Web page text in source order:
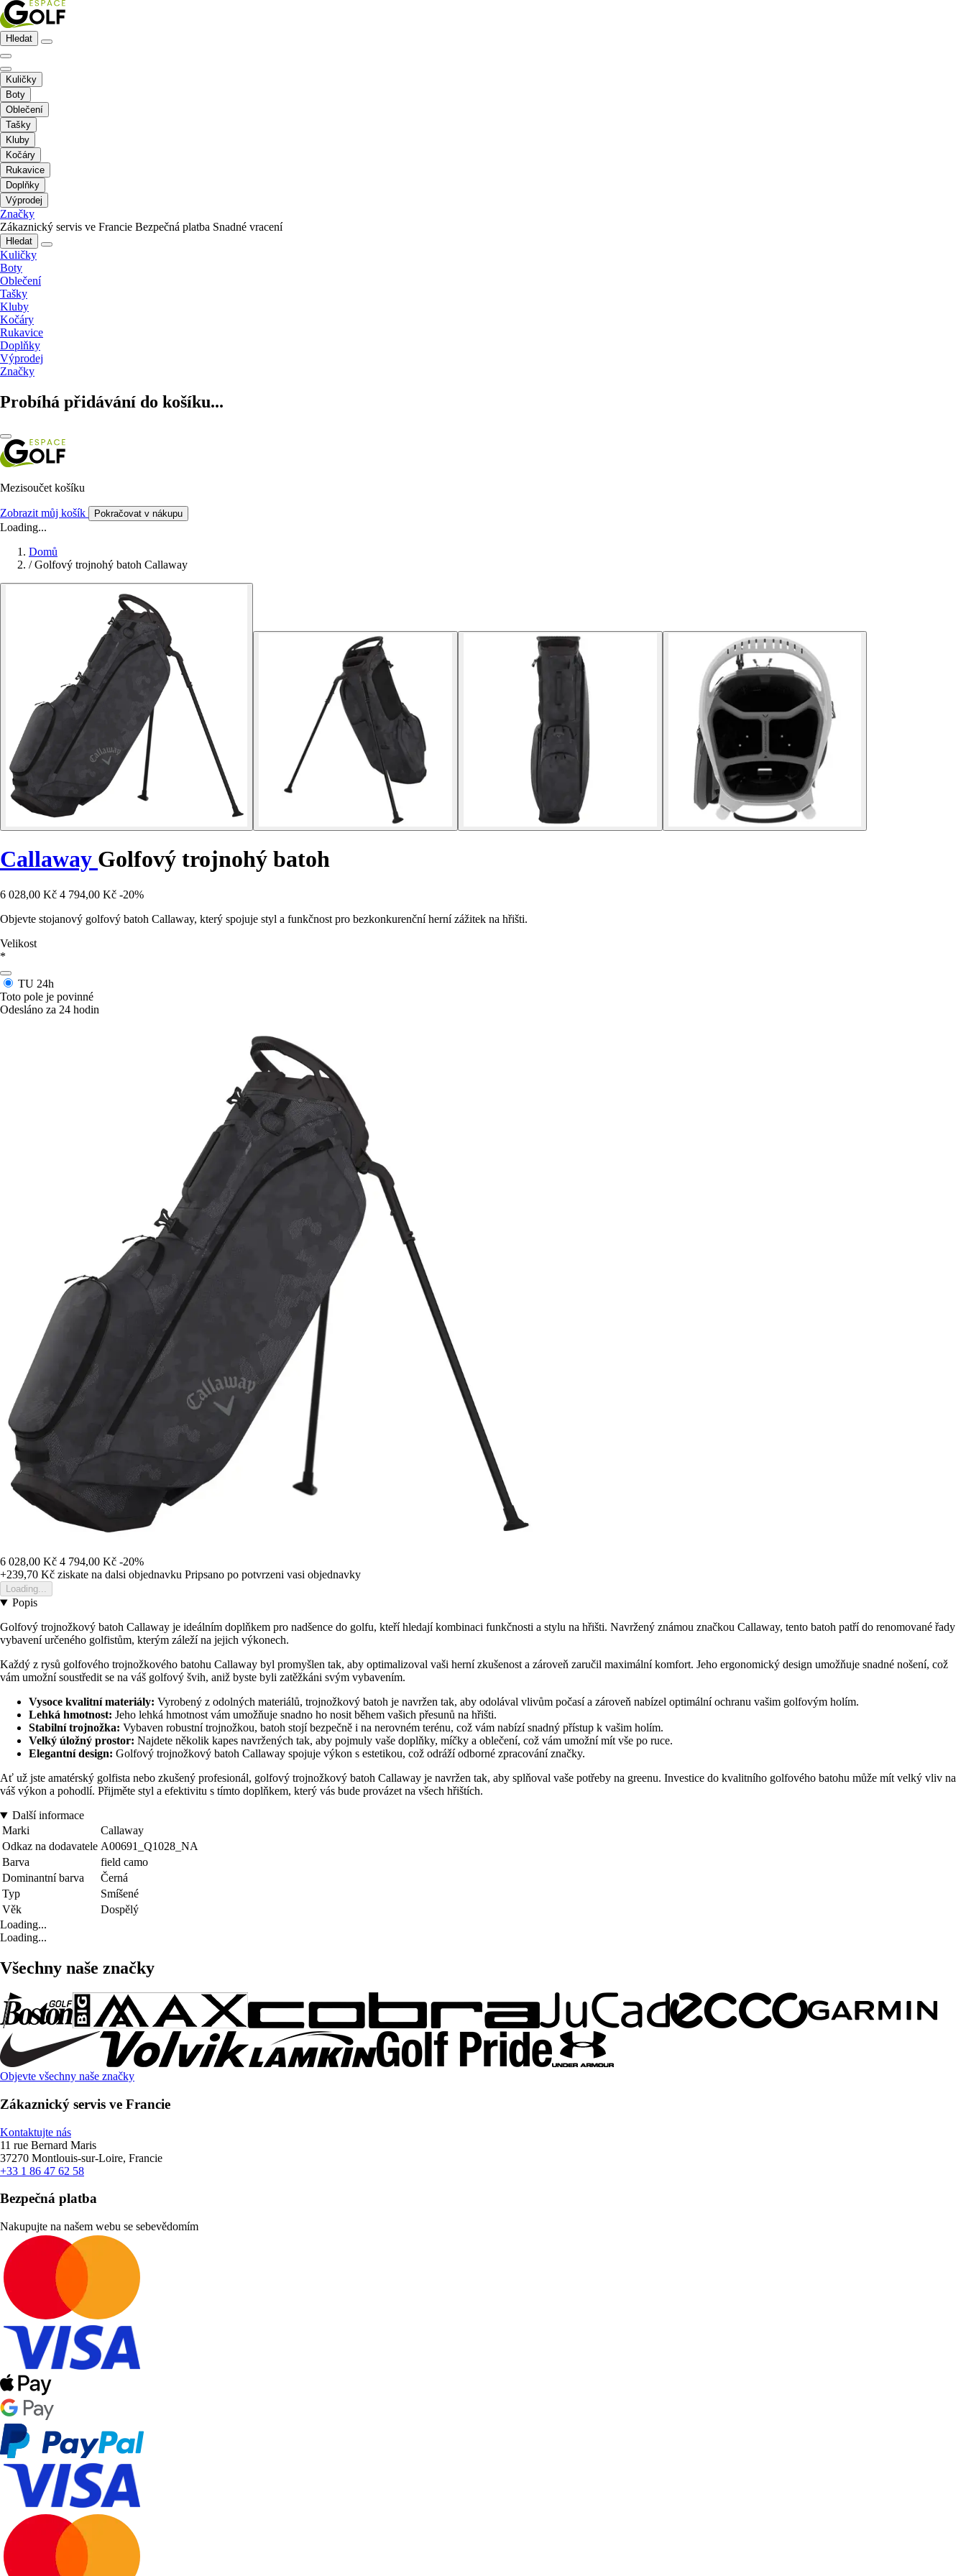
Hledat
Kuličky
Boty
Oblečení
Tašky
Kluby
Kočáry
Rukavice
Doplňky
Výprodej
Značky
Zákaznický servis ve Francie Bezpečná platba Snadné vracení
Hledat
Kuličky
Boty
Oblečení
Tašky
Kluby
Kočáry
Rukavice
Doplňky
Výprodej
Značky
Probíhá přidávání do košíku...
Mezisoučet košíku
Zobrazit můj košík Pokračovat v nákupu
Loading...
Domů
/ Golfový trojnohý batoh Callaway
Callaway Golfový trojnohý batoh
6 028,00 Kč 4 794,00 Kč -20%
Objevte stojanový golfový batoh Callaway, který spojuje styl a funkčnost pro bezkonkurenční herní zážitek na hřišti.
Velikost
*
TU 24h
Toto pole je povinné
Odesláno za 24 hodin
6 028,00 Kč 4 794,00 Kč -20%
+239,70 Kč ziskate na dalsi objednavku Pripsano po potvrzeni vasi objednavky
Loading...
Popis
Golfový trojnožkový batoh Callaway je ideálním doplňkem pro nadšence do golfu, kteří hledají kombinaci funkčnosti a stylu na hřišti. Navržený známou značkou Callaway, tento batoh patří do renomované řady
vybavení určeného golfistům, kterým záleží na jejich výkonech.
Každý z rysů golfového trojnožkového batohu Callaway byl promyšlen tak, aby optimalizoval vaši herní zkušenost a zároveň zaručil maximální komfort. Jeho ergonomický design umožňuje snadné nošení, což
vám umožní soustředit se na váš golfový švih, aniž byste byli zatěžkáni svým vybavením.
Vysoce kvalitní materiály: Vyrobený z odolných materiálů, trojnožkový batoh je navržen tak, aby odolával vlivům počasí a zároveň nabízel optimální ochranu vašim golfovým holím.
Lehká hmotnost: Jeho lehká hmotnost vám umožňuje snadno ho nosit během vašich přesunů na hřišti.
Stabilní trojnožka: Vybaven robustní trojnožkou, batoh stojí bezpečně i na nerovném terénu, což vám nabízí snadný přístup k vašim holím.
Velký úložný prostor: Najdete několik kapes navržených tak, aby pojmuly vaše doplňky, míčky a oblečení, což vám umožní mít vše po ruce.
Elegantní design: Golfový trojnožkový batoh Callaway spojuje výkon s estetikou, což odráží odborné zpracování značky.
Ať už jste amatérský golfista nebo zkušený profesionál, golfový trojnožkový batoh Callaway je navržen tak, aby splňoval vaše potřeby na greenu. Investice do kvalitního golfového batohu může mít velký vliv na
váš výkon a pohodlí. Přijměte styl a efektivitu s tímto doplňkem, který vás bude provázet na všech hřištích.
Další informace
Marki
Callaway
Odkaz na dodavatele A00691_Q1028_NA
Barva
field camo
Dominantní barva
Černá
Typ
Smíšené
Věk
Dospělý
Loading...
Loading...
Všechny naše značky
Objevte všechny naše značky
Zákaznický servis ve Francie
Kontaktujte nás
11 rue Bernard Maris
37270 Montlouis-sur-Loire, Francie
+33 1 86 47 62 58
Bezpečná platba
Nakupujte na našem webu se sebevědomím